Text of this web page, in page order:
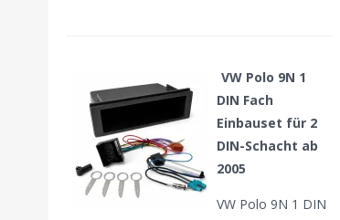
VW Polo 9N 1
DIN Fach
Einbauset für 2
DIN-Schacht ab
2005
VW Polo 9N 1 DIN